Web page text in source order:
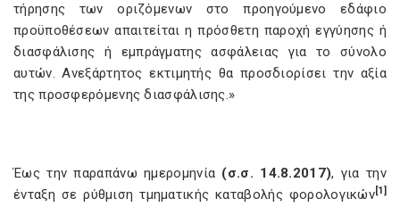
τήρησης των οριζόμενων στο προηγούμενο εδάφιο
προϋποθέσεων απαιτείται η πρόσθετη παροχή εγγύησης ή
διασφάλισης ή εμπράγματης ασφάλειας για το σύνολο
αυτών. Ανεξάρτητος εκτιμητής θα προσδιορίσει την αξία
της προσφερόμενης διασφάλισης.»
Έως την παραπάνω ημερομηνία (σ.σ. 14.8.2017), για την
ένταξη σε ρύθμιση τμηματικής καταβολής φορολογικών [1]